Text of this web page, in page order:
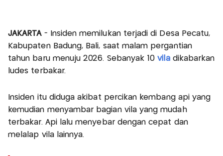
JAKARTA - Insiden memilukan terjadi di Desa Pecatu,
Kabupaten Badung, Bali, saat malam pergantian
tahun baru menuju 2026. Sebanyak 10viladikabarkan
ludes terbakar.
Insiden itu diduga akibat percikan kembang api yang
kemudian menyambar bagian vila yang mudah
terbakar. Api lalu menyebar dengan cepat dan
melalap vila lainnya.